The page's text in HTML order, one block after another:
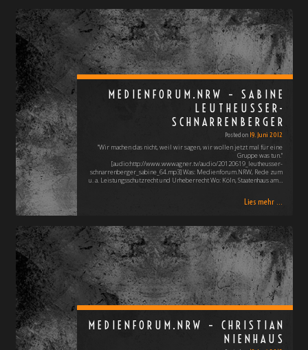
MEDIENFORUM.NRW – SABINE
LEUTHEUSSER-
SCHNARRENBERGER
Posted on 19. Juni 2012
"Wir machen das nicht, weil wir sagen, wir wollen jetzt mal für eine
Gruppe was tun."
[audio:http://www.wwwagner.tv/audio/20120619_leutheusser-
schnarrenberger_sabine_64.mp3] Was: Medienforum.NRW, Rede zum
u. a. Leistungsschutzrecht und Urheberrecht Wo: Köln, Staatenhaus am…
Lies mehr ...
MEDIENFORUM.NRW – CHRISTIAN
NIENHAUS